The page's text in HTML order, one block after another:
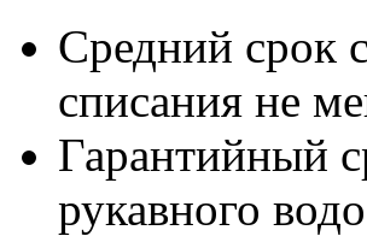
Средний срок
списания не
Гарантийный
рукавного